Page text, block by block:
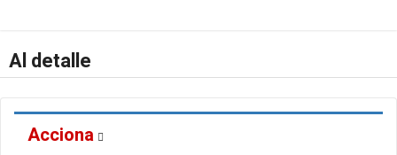
Al detalle
Acciona